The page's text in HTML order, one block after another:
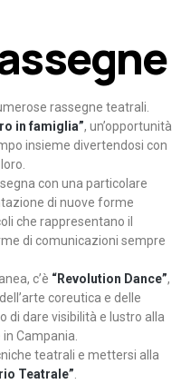
rassegne teatrali.
in famiglia”, un’opportunità
insieme divertendosi con
con una particolare
di nuove forme
che rappresentano il
di comunicazioni sempre
c’è “Revolution Dance”,
coreutica e delle
di dare visibilità e lustro alla
Campania.
teatrali e mettersi alla
Teatrale”